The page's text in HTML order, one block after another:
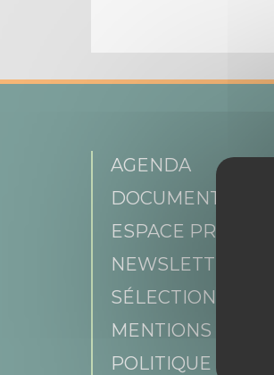
AGENDA
ESPACE PRESSE
NEWSLETTER
SÉLECTION DE
MENTIONS
POLITIQUE DE